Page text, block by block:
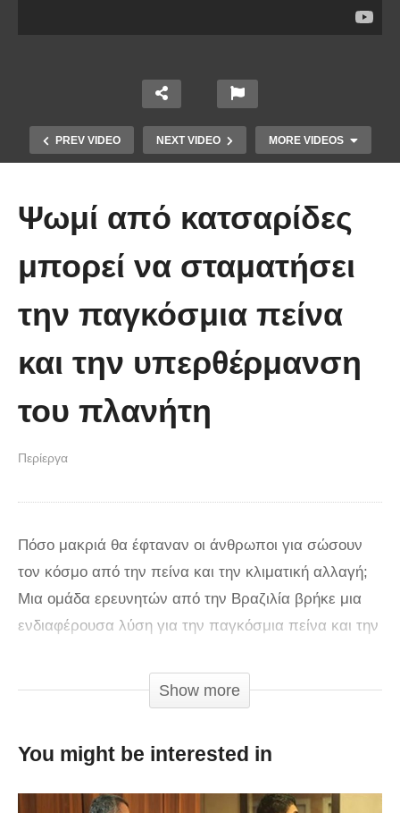
PREV VIDEO NEXT VIDEO MORE VIDEOS
10 από τα πιο ασυνήθιστα
ουρανό
Ψωμί από κατσαρίδες
μπορεί να σταματήσει
την παγκόσμια πείνα
και την υπερθέρμανση
του πλανήτη
Περίεργα
Πόσο μακριά θα έφταναν οι άνθρωποι για σώσουν
τον κόσμο από την πείνα και την κλιματική αλλαγή;
Μια ομάδα ερευνητών από την Βραζιλία βρήκε μια
ενδιαφέρουσα λύση για την παγκόσμια πείνα και την
έφτιαξαν ένα ειδικό ψωμί που σύμφωνα με
δημοσιεύματα είναι φθηνό και νόστιμο. Βέβαια, δεν
ψωμί από κατσαρίδα. Ερευνητές από το
Show more
You might be interested in